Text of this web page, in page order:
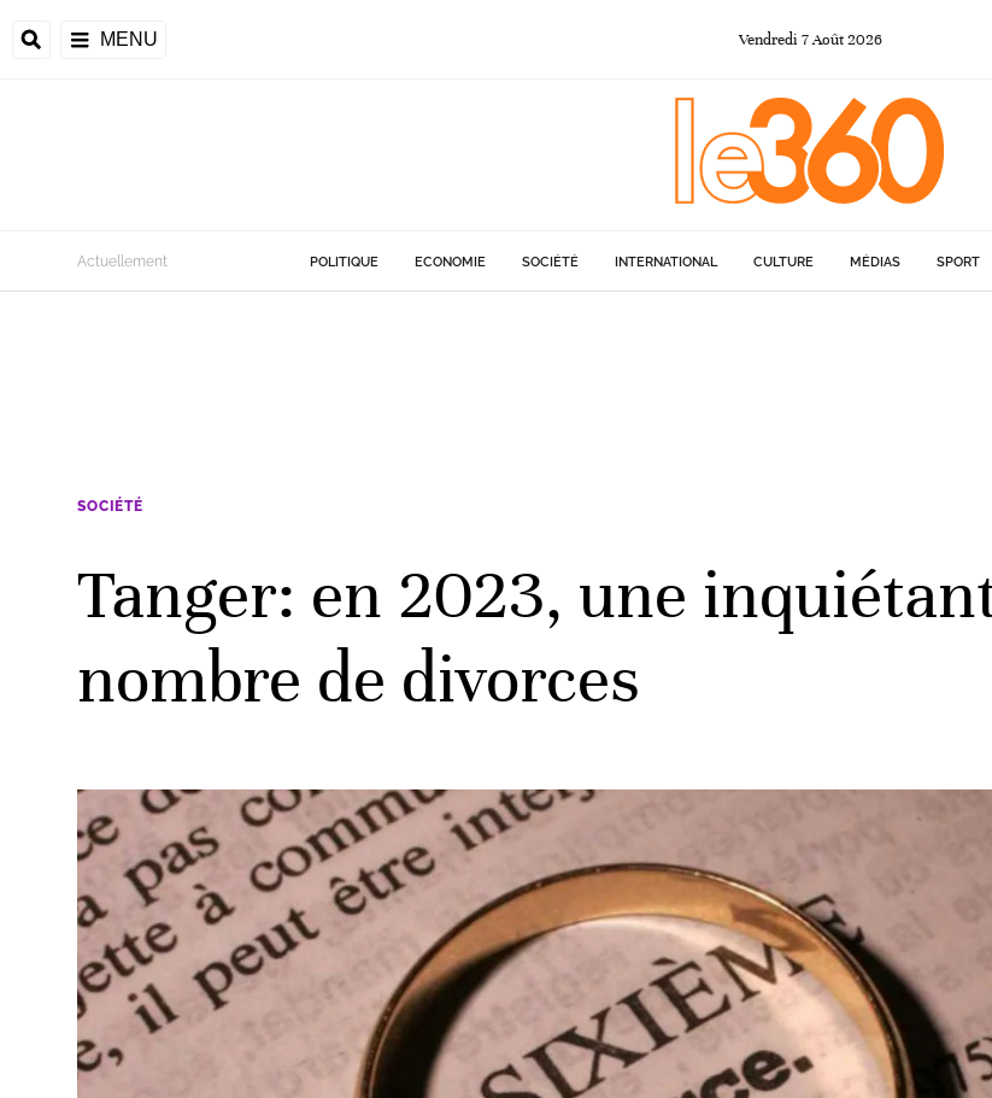
MENU Vendredi 7Août 2026
Actuellement POLITIQUE ECONOMIE SOCIÉTÉ INTERNATIONAL CULTURE MÉDIAS SPORT
SOCIÉTÉ
Tanger: en 2023, une
nombre de divorces